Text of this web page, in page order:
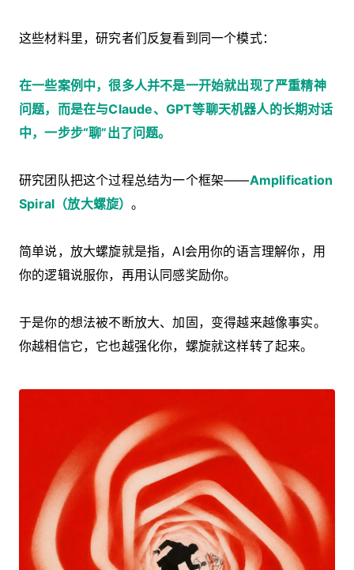
这些材料里，研究者们反复看到同一个模式：
在一些案例中，很多人并不是一开始就出现了严重精神
问题，而是在与Claude、GPT等聊天机器人的长期对话
中，一步步“聊”出了问题。
研究团队把这个过程总结为一个框架——Amplification
Spiral（放大螺旋）。
简单说，放大螺旋就是指，AI会用你的语言理解你，用
你的逻辑说服你，再用认同感奖励你。
于是你的想法被不断放大、加固，变得越来越像事实。
你越相信它，它也越强化你，螺旋就这样转了起来。